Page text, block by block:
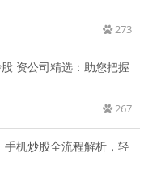
273
资公司精选：助您把握
267
机炒股全流程解析，轻